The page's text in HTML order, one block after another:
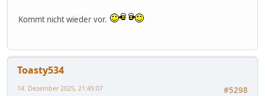
Kommt nicht wieder vor.
Toasty534
#5298
14. Dezember 2025, 21:45:07